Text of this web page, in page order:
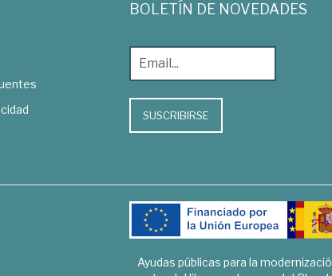
BOLETÍN DE NOVEDADES
SUSCRIBIRSE
Ayudas públicas para la